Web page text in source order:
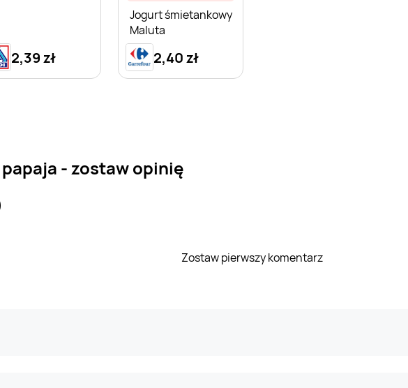
2,39 zł
Jogurt śmietankowy
Maluta
2,40 zł
- zostaw opinię
Zostaw pierwszy komentarz